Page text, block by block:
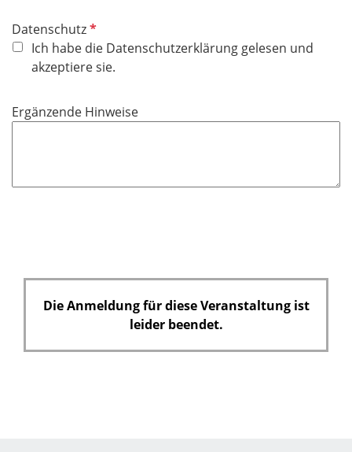
DatenschutzP
f
l
c
h
Ich habe die Datenschutzerklärung gelesen und
akzeptiere sie.
Ergänzende Hinweise
Die Anmeldung für diese Veranstaltung ist
leider beendet.